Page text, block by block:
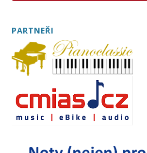
PARTNEŘI